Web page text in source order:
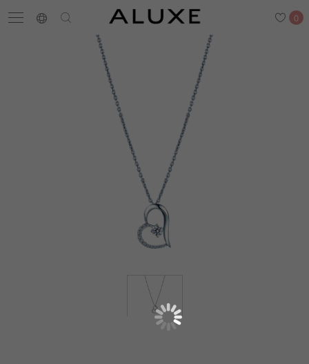
0
門市一覽